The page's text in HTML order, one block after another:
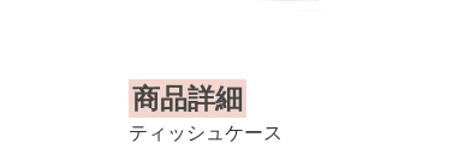
商品詳細
ティッシュケース